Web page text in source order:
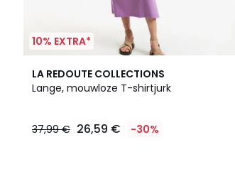
10% EXTRA*
LA REDOUTE COLLECTIONS
Lange, mouwloze T-shirtjurk
€
37,99 € 26,59 € -30%
4,6
/ 5
3
Kleuren